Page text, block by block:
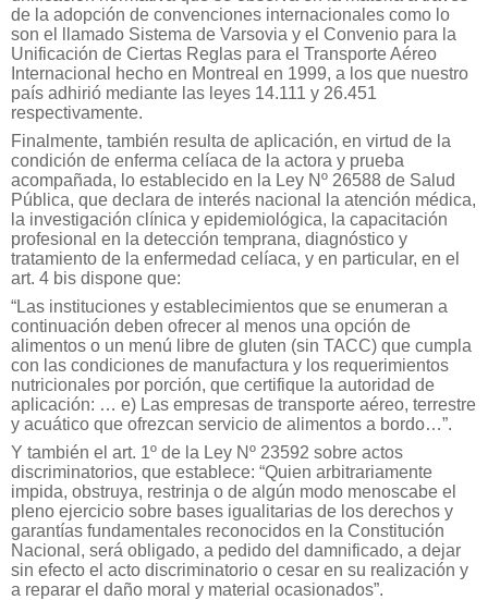
de la adopción de convenciones internacionales como lo
son el llamado Sistema de Varsovia y el Convenio para la
Unificación de Ciertas Reglas para el Transporte Aéreo
Internacional hecho en Montreal en 1999, a los que nuestro
país adhirió mediante las leyes 14.111 y 26.451
respectivamente.
Finalmente, también resulta de aplicación, en virtud de la
condición de enferma celíaca de la actora y prueba
acompañada, lo establecido en la Ley Nº 26588 de Salud
Pública, que declara de interés nacional la atención médica,
la investigación clínica y epidemiológica, la capacitación
profesional en la detección temprana, diagnóstico y
tratamiento de la enfermedad celíaca, y en particular, en el
art. 4 bis dispone que:
“Las instituciones y establecimientos que se enumeran a
continuación deben ofrecer al menos una opción de
alimentos o un menú libre de gluten (sin TACC) que cumpla
con las condiciones de manufactura y los requerimientos
nutricionales por porción, que certifique la autoridad de
aplicación: … e) Las empresas de transporte aéreo, terrestre
y acuático que ofrezcan servicio de alimentos a bordo…”.
Y también el art. 1º de la Ley Nº 23592 sobre actos
discriminatorios, que establece: “Quien arbitrariamente
impida, obstruya, restrinja o de algún modo menoscabe el
pleno ejercicio sobre bases igualitarias de los derechos y
garantías fundamentales reconocidos en la Constitución
Nacional, será obligado, a pedido del damnificado, a dejar
sin efecto el acto discriminatorio o cesar en su realización y
a reparar el daño moral y material ocasionados”.